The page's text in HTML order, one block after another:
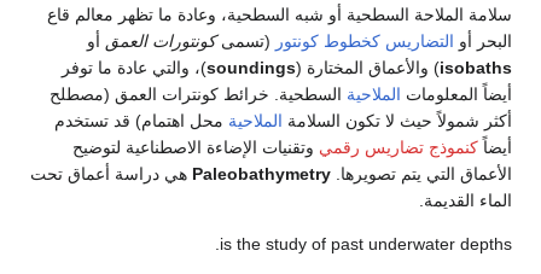
الملاحة السطحية أو شبه السطحية، وعادة ما تظهر معالم قاع
التضاريس كخطوط كونتور(تسمى كونتورات العمقأو
) والأعماق المختارة (soundings)، والتي عادة ما توفر
المعلوماتالملاحية السطحية. خرائط كونترات العمق (مصطلح
شمولاً حيث لا تكون السلامة الملاحية محل اهتمام) قد تستخدم
كنموذج تضاريس رقميوتقنيات الإضاءة الاصطناعية لتوضيح
التي يتم تصويرها.Paleobathymetryهي دراسة أعماق تحت
القديمة.
is the study of past underwater